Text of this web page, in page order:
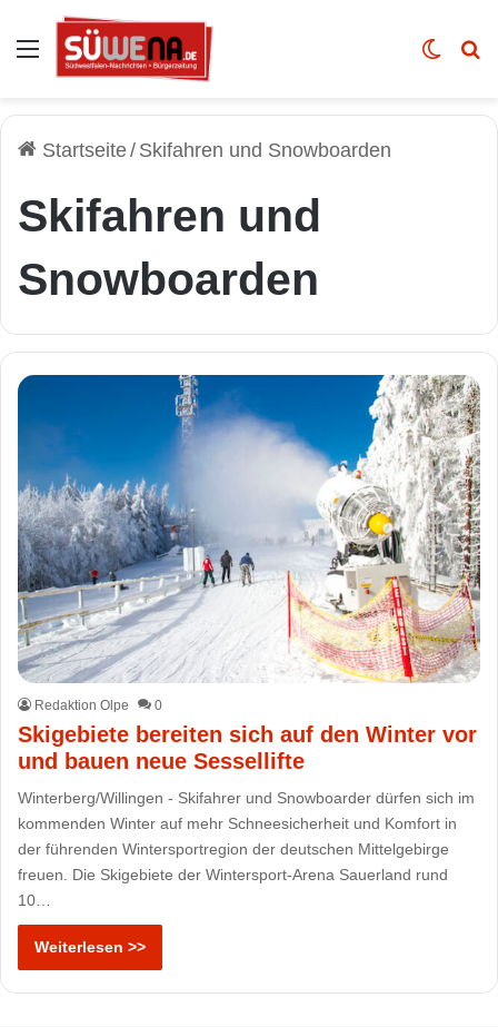
Auswahl Skin
Startseite/ Skifahren und Snowboarden
Skifahren und
Snowboarden
Redaktion Olpe 0
Skigebiete bereiten sich auf den Winter vor
und bauen neue Sessellifte
Winterberg/Willingen - Skifahrer und Snowboarder dürfen sich im
kommenden Winter auf mehr Schneesicherheit und Komfort in
der führenden Wintersportregion der deutschen Mittelgebirge
freuen. Die Skigebiete der Wintersport-Arena Sauerland rund
10…
Weiterlesen >>